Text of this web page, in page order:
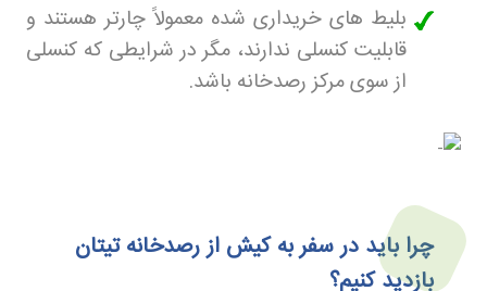
بلیط‌ های خریداری شده معمولاً چارتر هستند و
قابلیت کنسلی ندارند، مگر در شرایطی که کنسلی
از سوی مرکز رصدخانه باشد.
چرا باید در سفر به کیش از رصدخانه تیتان
بازدید کنیم؟